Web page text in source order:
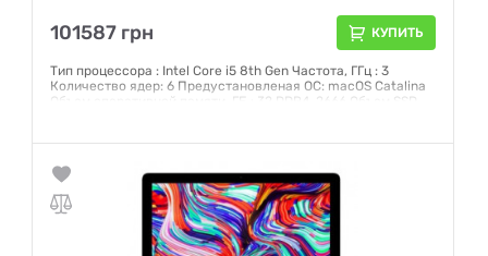
101587 грн КУПИТЬ
Тип процессора : Intel Core i5 8th Gen Частота, ГГц : 3
Количество ядер: 6 Предустановленая ОС: macOS Catalina
Объем оперативной памяти, ГБ : 32 DDR4-2666 Объем SSD,
C), 4xUSB 3.0, Head-Out Экран: 21,5 (4096x2304) IPS
Сенсорный: нет
Гарантия: 12 месяцев